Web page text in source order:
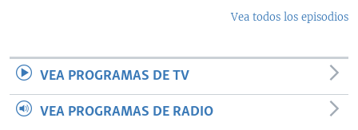
Vea todos los episodios
VEA PROGRAMAS DE TV
VEA PROGRAMAS DE RADIO